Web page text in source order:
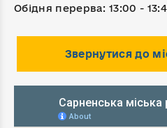
Обідня перерва: 13:00 -
Звернутися до